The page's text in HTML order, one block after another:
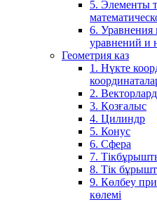
5. Элементы
6. Уравнения
уравнений и
Геометрия каз
1. Нүкте
2.
3. Қозғалыс
4. Цилиндр
5. Конус
6. Сфера
7.
8. Тік
9. Көлбеу
көлемі